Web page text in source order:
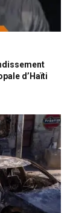
d’Haïti